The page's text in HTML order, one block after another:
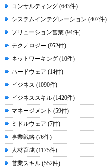
コンサルティング (643件)
システムインテグレーション (407件)
ソリューション営業 (94件)
テクノロジー (952件)
ネットワーキング (10件)
ハードウェア (14件)
ビジネス (1090件)
ビジネススキル (1420件)
マネージメント (59件)
ミドルウェア (7件)
事業戦略 (76件)
人材育成 (1175件)
営業スキル (552件)